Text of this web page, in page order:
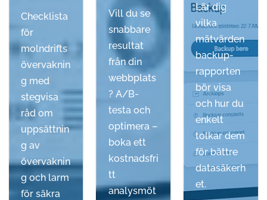
Checklista
för
molndrifts
övervaknin
g med
stegvisa
råd om
uppsättnin
g av
övervaknin
g och larm
för säkra
Vill du se
snabbare
resultat
från din
webbplats
? A/B-
testa och
optimera –
boka ett
kostnadsfri
tt
analysmöt
Lär dig
vilka
mätvärden
backup-
rapporten
bör visa
och hur du
enkelt
tolkar dem
för bättre
datasäkerh
et.